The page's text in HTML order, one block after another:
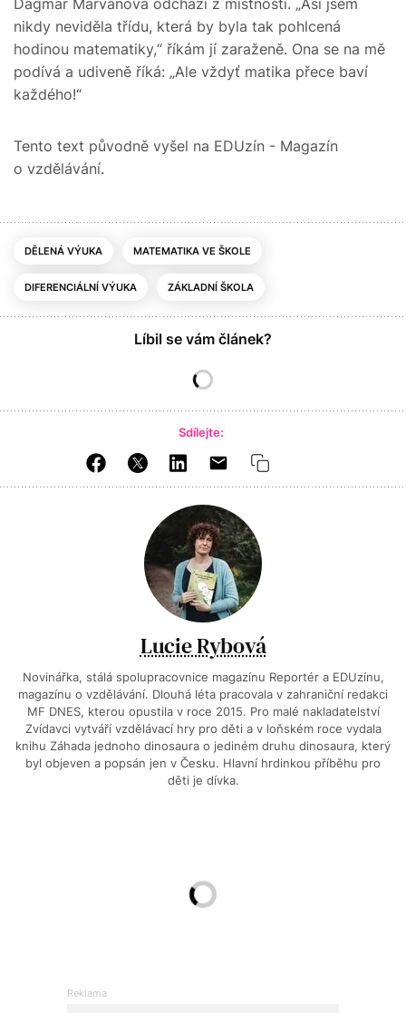
Dagmar Marvanová odchází z místnosti. „Asi jsem
nikdy neviděla třídu, která by byla tak pohlcená
hodinou matematiky,“ říkám jí zaraženě. Ona se na mě
podívá a udiveně říká: „Ale vždyť matika přece baví
každého!“
Tento text původně vyšel na EDUzín - Magazín
o vzdělávání.
DĚLENÁ VÝUKA MATEMATIKA VE ŠKOLE
DIFERENCIÁLNÍ VÝUKA ZÁKLADNÍ ŠKOLA
Líbil se vám článek?
Sdílejte:
Lucie Rybová
Novinářka, stálá spolupracovnice magazínu Reportér a EDUzínu,
magazínu o vzdělávání. Dlouhá léta pracovala v zahraniční redakci
MF DNES, kterou opustila v roce 2015. Pro malé nakladatelství
Zvídavci vytváří vzdělávací hry pro děti a v loňském roce vydala
knihu Záhada jednoho dinosaura o jediném druhu dinosaura, který
byl objeven a popsán jen v Česku. Hlavní hrdinkou příběhu pro
děti je dívka.